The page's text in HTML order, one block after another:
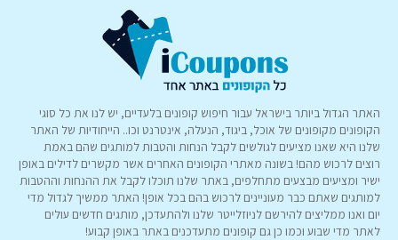
האתר הגדול ביותר בישראל עבור חיפוש קופונים בלעדיים, יש לנו את כל סוגי
הקופונים מקופונים של אוכל, ביגוד, הנעלה, אינטרנט וכו.. הייחודיות של האתר
שלנו היא שאנו מציעים לגולשים לקבל הנחות והטבות למותגים שהם באמת
רוצים לרכוש מהם! בשונה מאתרי הקופונים האחרים אשר מקשרים לדילים באופן
ישיר ומציעים מבצעים מתחלפים, באתר שלנו תוכלו לקבל את ההנחות וההטבות
למותגים שאתם כבר מעוניינים לרכוש בהם בכל אופן! האתר ממשיך לגדול מדי
יום ואנו ממליצים להירשם לניוזלייטר שלנו ולהתעדכן, מותגים חדשים עולים
לאתר מדי שבוע וכמו כן גם קופונים מתעדכנים באתר באופן קבוע!